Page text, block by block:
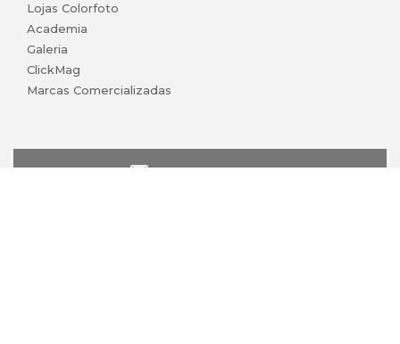
Lojas Colorfoto
Academia
Galeria
ClickMag
Marcas Comercializadas
lojaonline@colorfoto.pt